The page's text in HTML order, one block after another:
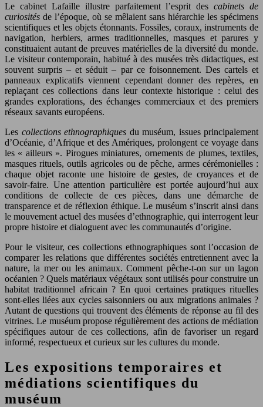
Le cabinet Lafaille illustre parfaitement l’esprit descabinets de
curiosités de l’époque, où se mêlaient sans hiérarchie les spécimens
scientifiques et les objets étonnants. Fossiles, coraux, instruments de
navigation, herbiers, armes traditionnelles, masques et parures y
constituaient autant de preuves matérielles de la diversité du monde.
Le visiteur contemporain, habitué à des musées très didactiques, est
souvent surpris – et séduit – par ce foisonnement. Des cartels et
panneaux explicatifs viennent cependant donner des repères, en
replaçant ces collections dans leur contexte historique : celui des
grandes explorations, des échanges commerciaux et des premiers
réseaux savants européens.
Les collections ethnographiques du muséum, issues principalement
d’Océanie, d’Afrique et des Amériques, prolongent ce voyage dans
les « ailleurs ». Pirogues miniatures, ornements de plumes, textiles,
masques rituels, outils agricoles ou de pêche, armes cérémonielles :
chaque objet raconte une histoire de gestes, de croyances et de
savoir-faire. Une attention particulière est portée aujourd’hui aux
conditions de collecte de ces pièces, dans une démarche de
transparence et de réflexion éthique. Le muséum s’inscrit ainsi dans
le mouvement actuel des musées d’ethnographie, qui interrogent leur
propre histoire et dialoguent avec les communautés d’origine.
Pour le visiteur, ces collections ethnographiques sont l’occasion de
comparer les relations que différentes sociétés entretiennent avec la
nature, la mer ou les animaux. Comment pêche-t-on sur un lagon
océanien ? Quels matériaux végétaux sont utilisés pour construire un
habitat traditionnel africain ? En quoi certaines pratiques rituelles
sont-elles liées aux cycles saisonniers ou aux migrations animales ?
Autant de questions qui trouvent des éléments de réponse au fil des
vitrines. Le muséum propose régulièrement des actions de médiation
spécifiques autour de ces collections, afin de favoriser un regard
informé, respectueux et curieux sur les cultures du monde.
Les expositions temporaires et
médiations scientifiques du
muséum